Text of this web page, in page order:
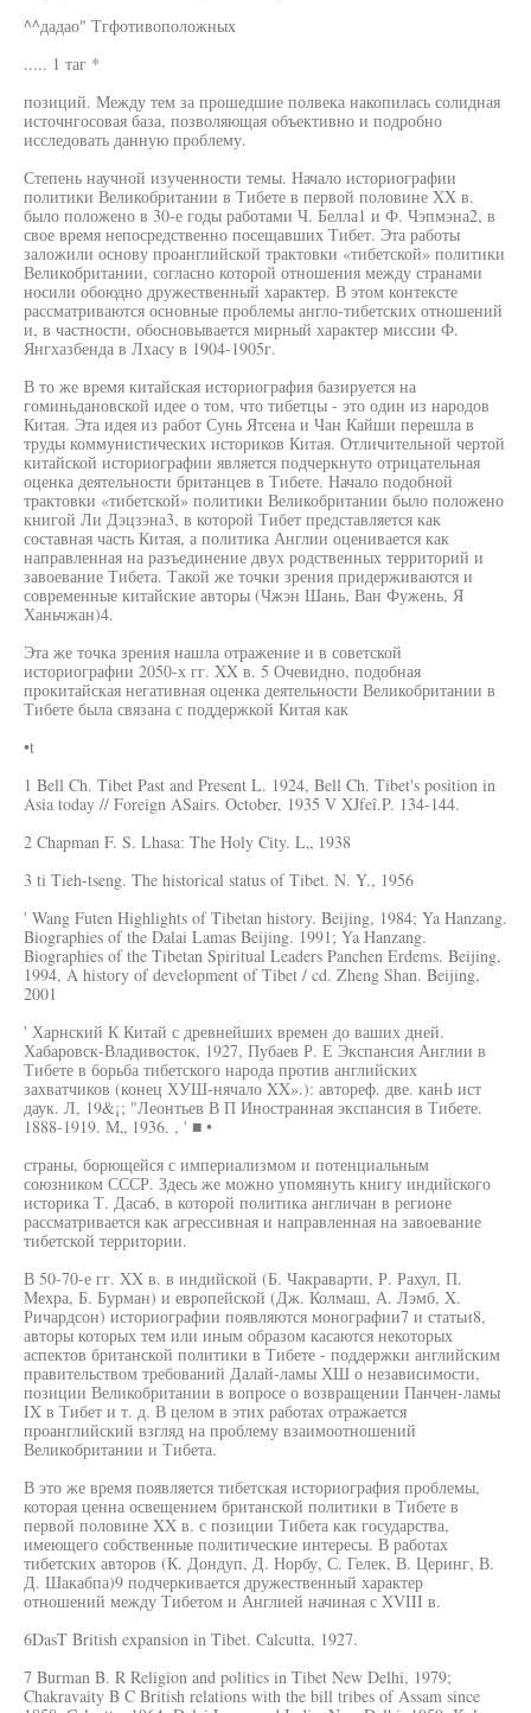
^^дадао" Тгфотивоположных
..... 1 таг *
позиций. Между тем за прошедшие полвека накопилась солидная
источнгосовая база, позволяющая объективно и подробно
исследовать данную проблему.
Степень научной изученности темы. Начало историографии
политики Великобритании в Тибете в первой половине XX в.
было положено в 30-е годы работами Ч. Белла1 и Ф. Чэпмэна2, в
свое время непосредственно посещавших Тибет. Эта работы
заложили основу проанглийской трактовки «тибетской» политики
Великобритании, согласно которой отношения между странами
носили обоюдно дружественный характер. В этом контексте
рассматриваются основные проблемы англо-тибетских отношений
и, в частности, обосновывается мирный характер миссии Ф.
Янгхазбенда в Лхасу в 1904-1905г.
В то же время китайская историография базируется на
гоминьдановской идее о том, что тибетцы - это один из народов
Китая. Эта идея из работ Сунь Ятсена и Чан Кайши перешла в
труды коммунистических историков Китая. Отличительной чертой
китайской историографии является подчеркнуто отрицательная
оценка деятельности британцев в Тибете. Начало подобной
трактовки «тибетской» политики Великобритании было положено
книгой Ли Дэцзэна3, в которой Тибет представляется как
составная часть Китая, а политика Англии оценивается как
направленная на разъединение двух родственных территорий и
завоевание Тибета. Такой же точки зрения придерживаются и
современные китайские авторы (Чжэн Шань, Ван Фужень, Я
Ханьчжан)4.
Эта же точка зрения нашла отражение и в советской
историографии 2050-х гг. XX в. 5 Очевидно, подобная
прокитайская негативная оценка деятельности Великобритании в
Тибете была связана с поддержкой Китая как
•t
1 Bell Ch. Tibet Past and Present L. 1924, Bell Ch. Tibet's position in
Asia today // Foreign ASairs. October, 1935 V XJfeî.P. 134-144.
2 Chapman F. S. Lhasa: The Holy City. L„ 1938
3 ti Tieh-tseng. The historical status of Tibet. N. Y., 1956
' Wang Futen Highlights of Tibetan history. Beijing, 1984; Ya Hanzang.
Biographies of the Dalai Lamas Beijing. 1991; Ya Hanzang.
Biographies of the Tibetan Spiritual Leaders Panchen Erdems. Beijing,
1994, A history of development of Tibet / cd. Zheng Shan. Beijing,
2001
' Харнский К Китай с древнейших времен до ваших дней.
Хабаровск-Владивосток, 1927, Пубаев Р. Е Экспансия Англии в
Тибете в борьба тибетского народа против английских
захватчиков (конец ХУШ-нячало XX».): автореф. две. канЬ ист
даук. Л, 19&¡; "Леонтьев В П Иностранная экспансия в Тибете.
1888-1919. М„ 1936. , ' ■ •
страны, борющейся с империализмом и потенциальным
союзником СССР. Здесь же можно упомянуть книгу индийского
историка Т. Даса6, в которой политика англичан в регионе
рассматривается как агрессивная и направленная на завоевание
тибетской территории.
В 50-70-е гг. XX в. в индийской (Б. Чакраварти, Р. Рахул, П.
Мехра, Б. Бурман) и европейской (Дж. Колмаш, А. Лэмб, X.
Ричардсон) историографии появляются монографии7 и статьи8,
авторы которых тем или иным образом касаются некоторых
аспектов британской политики в Тибете - поддержки английским
правительством требований Далай-ламы ХШ о независимости,
позиции Великобритании в вопросе о возвращении Панчен-ламы
IX в Тибет и т. д. В целом в этих работах отражается
проанглийский взгляд на проблему взаимоотношений
Великобритании и Тибета.
В это же время появляется тибетская историография проблемы,
которая ценна освещением британской политики в Тибете в
первой половине XX в. с позиции Тибета как государства,
имеющего собственные политические интересы. В работах
тибетских авторов (К. Дондуп, Д. Норбу, С. Гелек, В. Церинг, В.
Д. Шакабпа)9 подчеркивается дружественный характер
отношений между Тибетом и Англией начиная с XVIII в.
6DasT British expansion in Tibet. Calcutta, 1927.
7 Burman B. R Religion and politics in Tibet New Delhi, 1979;
Chakravaity B C British relations with the bill tribes of Assam since